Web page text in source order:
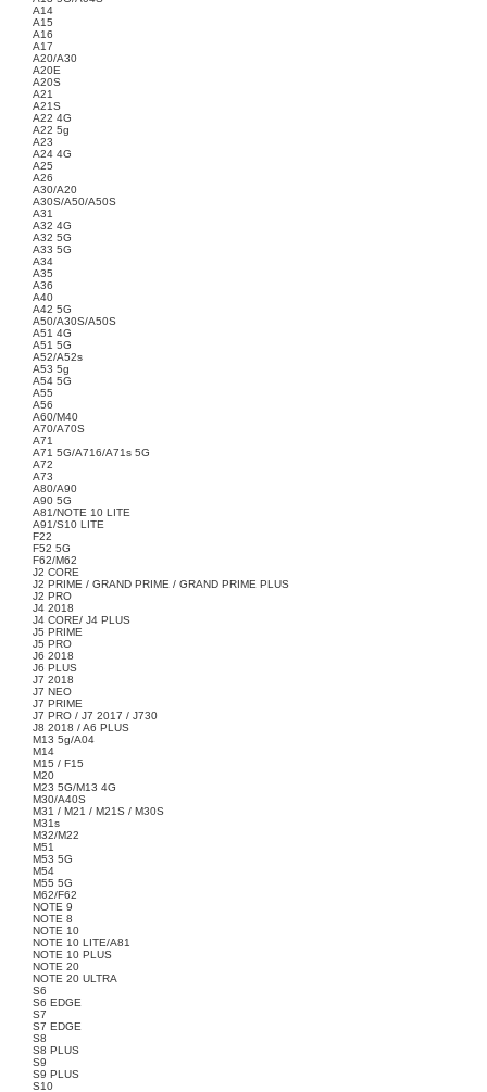
A14
A15
A16
A17
A20/A30
A20E
A20S
A21
A21S
A22 4G
A22 5g
A23
A24 4G
A25
A26
A30/A20
A30S/A50/A50S
A31
A32 4G
A32 5G
A33 5G
A34
A35
A36
A40
A42 5G
A50/A30S/A50S
A51 4G
A51 5G
A52/A52s
A53 5g
A54 5G
A55
A56
A60/M40
A70/A70S
A71
A71 5G/A716/A71s 5G
A72
A73
A80/A90
A90 5G
A81/NOTE 10 LITE
A91/S10 LITE
F22
F52 5G
F62/M62
J2 CORE
J2 PRIME / GRAND PRIME / GRAND PRIME PLUS
J2 PRO
J4 2018
J4 CORE/ J4 PLUS
J5 PRIME
J5 PRO
J6 2018
J6 PLUS
J7 2018
J7 NEO
J7 PRIME
J7 PRO / J7 2017 / J730
J8 2018 / A6 PLUS
M13 5g/A04
M14
M15 / F15
M20
M23 5G/M13 4G
M30/A40S
M31 / M21 / M21S / M30S
M31s
M32/M22
M51
M53 5G
M54
M55 5G
M62/F62
NOTE 9
NOTE 8
NOTE 10
NOTE 10 LITE/A81
NOTE 10 PLUS
NOTE 20
NOTE 20 ULTRA
S6
S6 EDGE
S7
S7 EDGE
S8
S8 PLUS
S9
S9 PLUS
S10